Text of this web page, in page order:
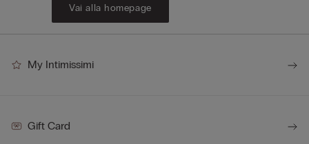
Vai alla homepage
My Intimissimi
Gift Card